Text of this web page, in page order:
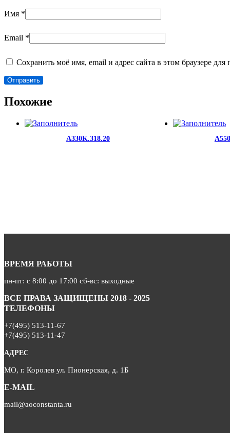
Имя *
Email *
Сохранить моё имя, email и адрес сайта в этом браузере
Похожие
A330K.318.20
ВРЕМЯ РАБОТЫ
пн-пт: с 8:00 до 17:00 сб-вс: выходные
ВСЕ ПРАВА ЗАЩИЩЕНЫ 2018 - 2025
ТЕЛЕФОНЫ
+7(495) 513-11-67
+7(495) 513-11-47
АДРЕС
МО, г. Королев ул. Пионерская, д. 1Б
E-MAIL
mail@aoconstanta.ru